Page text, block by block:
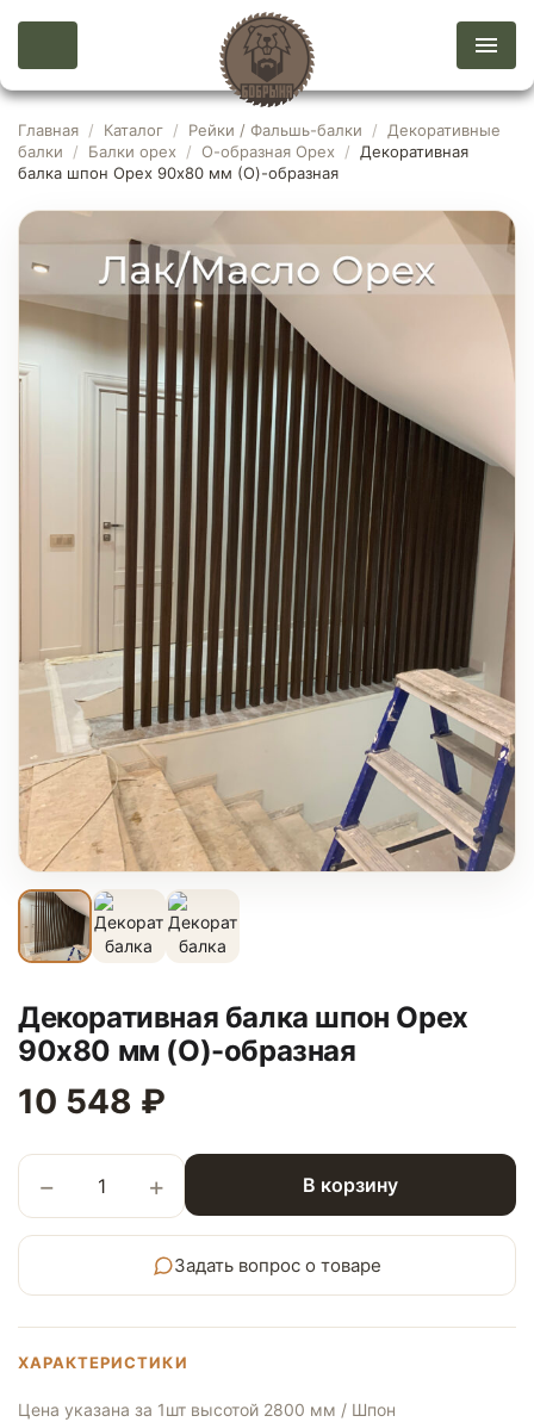
Главная / Каталог / Рейки / Фальшь-балки /
Декоративные
балки
/ Балки орех / О-образная Орех /
Декоративная
балка шпон Орех 90х80 мм (О)-образная
Декоративная балка шпон Орех
90х80 мм (О)-образная
10 548 ₽
− + В корзину
Задать вопрос о товаре
ХАРАКТЕРИСТИКИ
Цена указана за 1шт высотой 2800 мм / Шпон